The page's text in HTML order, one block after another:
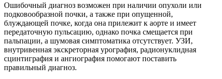
Ошибочный диагноз возможен при наличии опухоли или
подковообразной почки, а также при опущенной,
блуждающей почке, когда она прилежит к аорте и имеет
передаточную пульсацию, однако почка смещается при
пальпации, а шумовая симптоматика отсутствует. УЗИ,
внутривенная экскреторная урография, радионуклидная
сцинтиграфия и ангиография помогают поставить
правильный диагноз.